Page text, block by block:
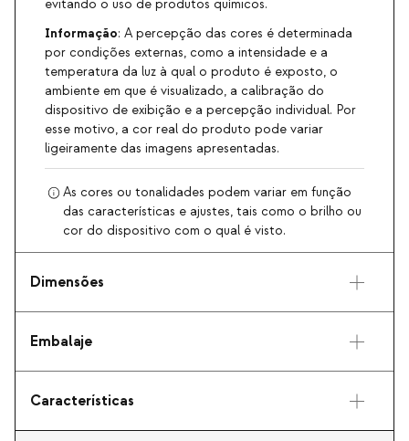
evitando o uso de produtos químicos.
Informação: A percepção das cores é determinada
por condições externas, como a intensidade e a
temperatura da luz à qual o produto é exposto, o
ambiente em que é visualizado, a calibração do
dispositivo de exibição e a percepção individual. Por
esse motivo, a cor real do produto pode variar
ligeiramente das imagens apresentadas.
As cores ou tonalidades podem variar em função
das características e ajustes, tais como o brilho ou
cor do dispositivo com o qual é visto.
Dimensões
Embalaje
Características